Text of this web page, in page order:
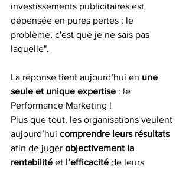
investissements publicitaires est
dépensée en pures pertes ; le
problème, c'est que je ne sais pas
laquelle".
La réponse tient aujourd’hui en une
seule et unique expertise : le
Performance Marketing !
Plus que tout, les organisations veulent
aujourd’hui comprendre leurs résultats
afin de juger objectivement la
rentabilité et l’efficacité de leurs